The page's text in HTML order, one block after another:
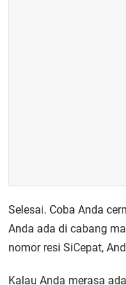
Selesai. Coba Anda
Anda ada di cabang
nomor resi SiCepat,
Kalau Anda merasa